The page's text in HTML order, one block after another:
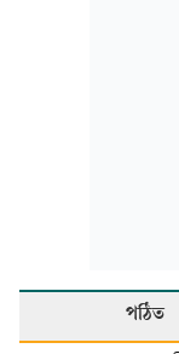
পঠিত